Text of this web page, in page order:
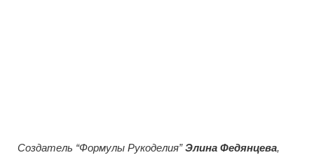
Создатель “Формулы Рукоделия”Элина Федянцева,